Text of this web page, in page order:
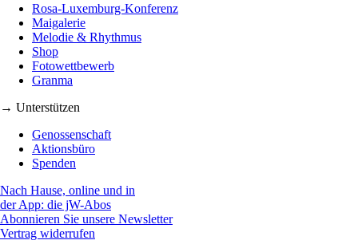
Rosa-Luxemburg-Konferenz
Maigalerie
Melodie & Rhythmus
Shop
Fotowettbewerb
Granma
→ Unterstützen
Genossenschaft
Aktionsbüro
Spenden
Nach Hause, online und in
der App: die jW-Abos
Abonnieren Sie unsere Newsletter
Vertrag widerrufen